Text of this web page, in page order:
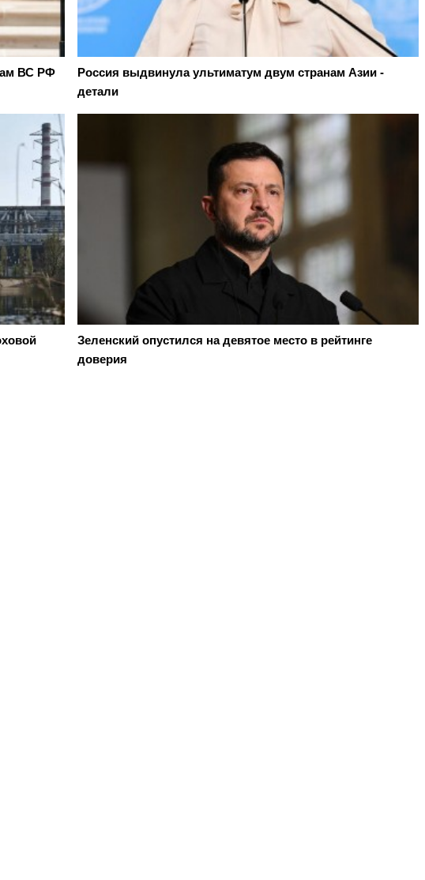
ВС РФ
Россия выдвинула ультиматум двум странам Азии -
детали
Зеленский опустился на девятое место в рейтинге
доверия